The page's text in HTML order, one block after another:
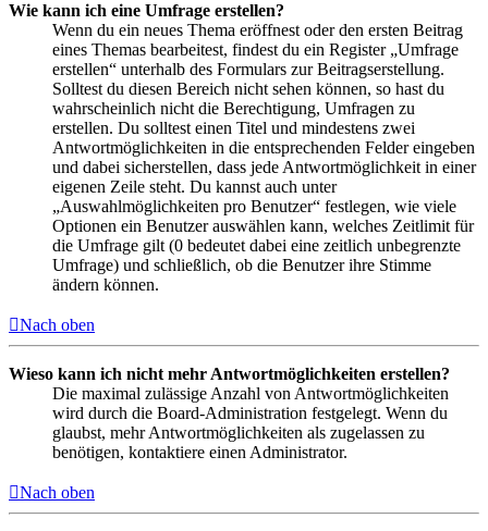
Wie kann ich eine Umfrage erstellen?
Wenn du ein neues Thema eröffnest oder den ersten Beitrag
eines Themas bearbeitest, findest du ein Register „Umfrage
erstellen“ unterhalb des Formulars zur Beitragserstellung.
Solltest du diesen Bereich nicht sehen können, so hast du
wahrscheinlich nicht die Berechtigung, Umfragen zu
erstellen. Du solltest einen Titel und mindestens zwei
Antwortmöglichkeiten in die entsprechenden Felder eingeben
und dabei sicherstellen, dass jede Antwortmöglichkeit in einer
eigenen Zeile steht. Du kannst auch unter
„Auswahlmöglichkeiten pro Benutzer“ festlegen, wie viele
Optionen ein Benutzer auswählen kann, welches Zeitlimit für
die Umfrage gilt (0 bedeutet dabei eine zeitlich unbegrenzte
Umfrage) und schließlich, ob die Benutzer ihre Stimme
ändern können.
Nach oben
Wieso kann ich nicht mehr Antwortmöglichkeiten erstellen?
Die maximal zulässige Anzahl von Antwortmöglichkeiten
wird durch die Board-Administration festgelegt. Wenn du
glaubst, mehr Antwortmöglichkeiten als zugelassen zu
benötigen, kontaktiere einen Administrator.
Nach oben